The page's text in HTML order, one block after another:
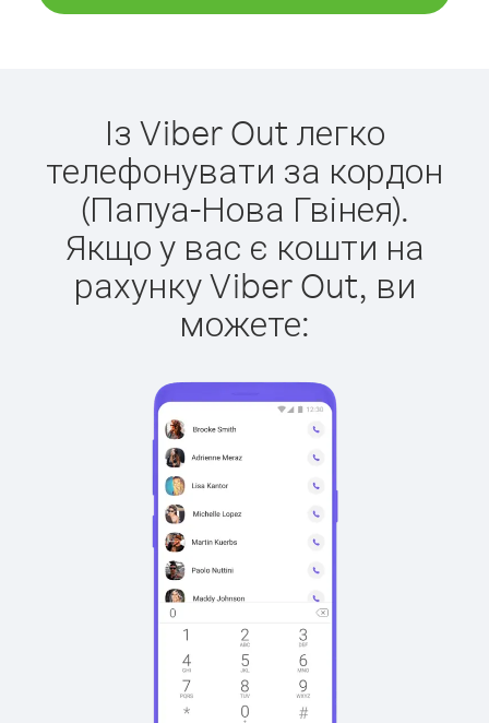
Із Viber Out легко
телефонувати за кордон
(Папуа-Нова Гвінея).
Якщо у вас є кошти на
рахунку Viber Out, ви
можете: